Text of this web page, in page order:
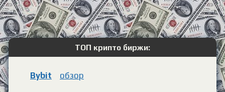
ТОП крипто биржи:
Bybit обзор